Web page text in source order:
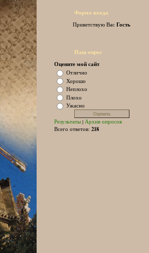
Форма входа
Приветствую Вас Гость
Наш опрос
Оцените мой сайт
Отлично
Хорошо
Неплохо
Плохо
Ужасно
Результаты| Архив опросов
Всего ответов: 218